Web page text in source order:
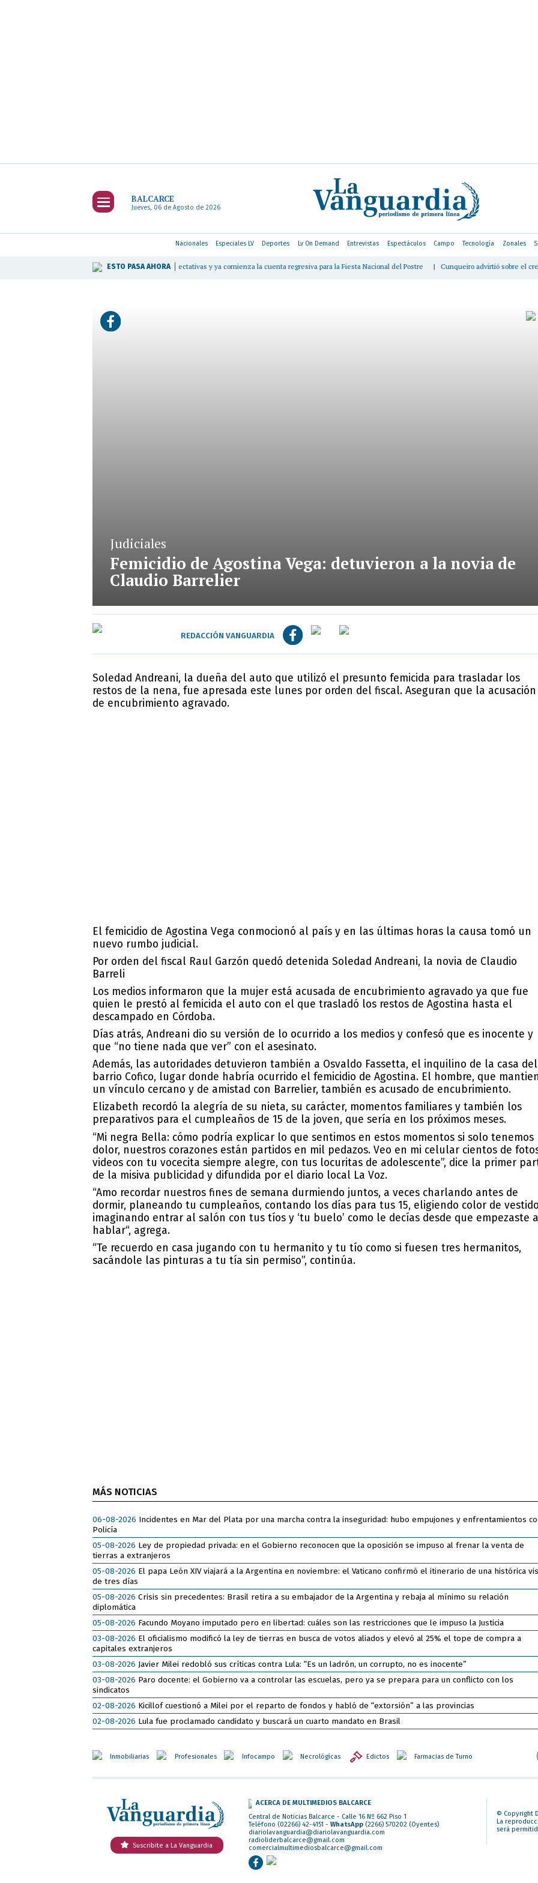
BALCARCE
Jueves, 06 de Agosto de 2026
Nacionales Especiales LV Deportes Lv On Demand Entrevistas Espectáculos Campo Tecnología Zonales
ESTO PASAAHORA
Más Dulces" superaron las expectativas y ya comienza la cuenta regresiva para la Fiesta Nacional del Postre |Cunqueiro advirtió sobre el crecimiento de la
Judiciales
Femicidio de Agostina Vega: detuvieron a la novia de
Claudio Barrelier
REDACCIÓN VANGUARDIA
Soledad Andreani, la dueña del auto que utilizó el presunto femicida para trasladar los
restos de la nena, fue apresada este lunes por orden del fiscal. Aseguran que la acusación
de encubrimiento agravado.
El femicidio de Agostina Vega conmocionó al país y en las últimas horas la causa tomó un
nuevo rumbo judicial.
Por orden del fiscal Raul Garzón quedó detenida Soledad Andreani, la novia de Claudio
Barreli
Los medios informaron que la mujer está acusada de encubrimiento agravado ya que fue
quien le prestó al femicida el auto con el que trasladó los restos de Agostina hasta el
descampado en Córdoba.
Días atrás, Andreani dio su versión de lo ocurrido a los medios y confesó que es inocente y
que “no tiene nada que ver” con el asesinato.
Además, las autoridades detuvieron también a Osvaldo Fassetta, el inquilino de la casa del
barrio Cofico, lugar donde habría ocurrido el femicidio de Agostina. El hombre, que
un vínculo cercano y de amistad con Barrelier, también es acusado de encubrimiento.
Elizabeth recordó la alegría de su nieta, su carácter, momentos familiares y también los
preparativos para el cumpleaños de 15 de la joven, que sería en los próximos meses.
“Mi negra Bella: cómo podría explicar lo que sentimos en estos momentos si solo tenemos
dolor, nuestros corazones están partidos en mil pedazos. Veo en mi celular cientos de
videos con tu vocecita siempre alegre, con tus locuritas de adolescente”, dice la primer
de la misiva publicidad y difundida por el diario local La Voz.
“Amo recordar nuestros fines de semana durmiendo juntos, a veces charlando antes de
dormir, planeando tu cumpleaños, contando los días para tus 15, eligiendo color de
imaginando entrar al salón con tus tíos y ‘tu buelo’ como le decías desde que empezaste a
hablar“, agrega.
“Te recuerdo en casa jugando con tu hermanito y tu tío como si fuesen tres hermanitos,
sacándole las pinturas a tu tía sin permiso”, continúa.
MÁS NOTICIAS
06-08-2026 Incidentes en Mar del Plata por una marcha contra la inseguridad: hubo empujones y enfrentamientos
Policía
05-08-2026 Ley de propiedad privada: en el Gobierno reconocen que la oposición se impuso al frenar la venta de
tierras a extranjeros
05-08-2026 El papa León XIV viajará a la Argentina en noviembre: el Vaticano confirmó el itinerario de una histórica
de tres días
05-08-2026 Crisis sin precedentes: Brasil retira a su embajador de la Argentina y rebaja al mínimo su relación
diplomática
05-08-2026 Facundo Moyano imputado pero en libertad: cuáles son las restricciones que le impuso la Justicia
03-08-2026 El oficialismo modificó la ley de tierras en busca de votos aliados y elevó al 25% el tope de compra a
capitales extranjeros
03-08-2026 Javier Milei redobló sus críticas contra Lula: “Es un ladrón, un corrupto, no es inocente”
03-08-2026 Paro docente: el Gobierno va a controlar las escuelas, pero ya se prepara para un conflicto con los
sindicatos
02-08-2026 Kicillof cuestionó a Milei por el reparto de fondos y habló de “extorsión” a las provincias
02-08-2026 Lula fue proclamado candidato y buscará un cuarto mandato en Brasil
Inmobiliarias Profesionales Infocampo Necrológícas Edictos Farmacias de Turno
Suscribite a La Vanguardia
ACERCA DE MULTIMEDIOS BALCARCE
Central de Noticias Balcarce - Calle 16 Nº 662 Piso 1
Teléfono (02266) 42-4151 - WhatsApp (2266) 570202 (Oyentes)
diariolavanguardia@diariolavanguardia.com
radioliderbalcarce@gmail.com
comercialmultimediosbalcarce@gmail.com
© Copyright
La
será